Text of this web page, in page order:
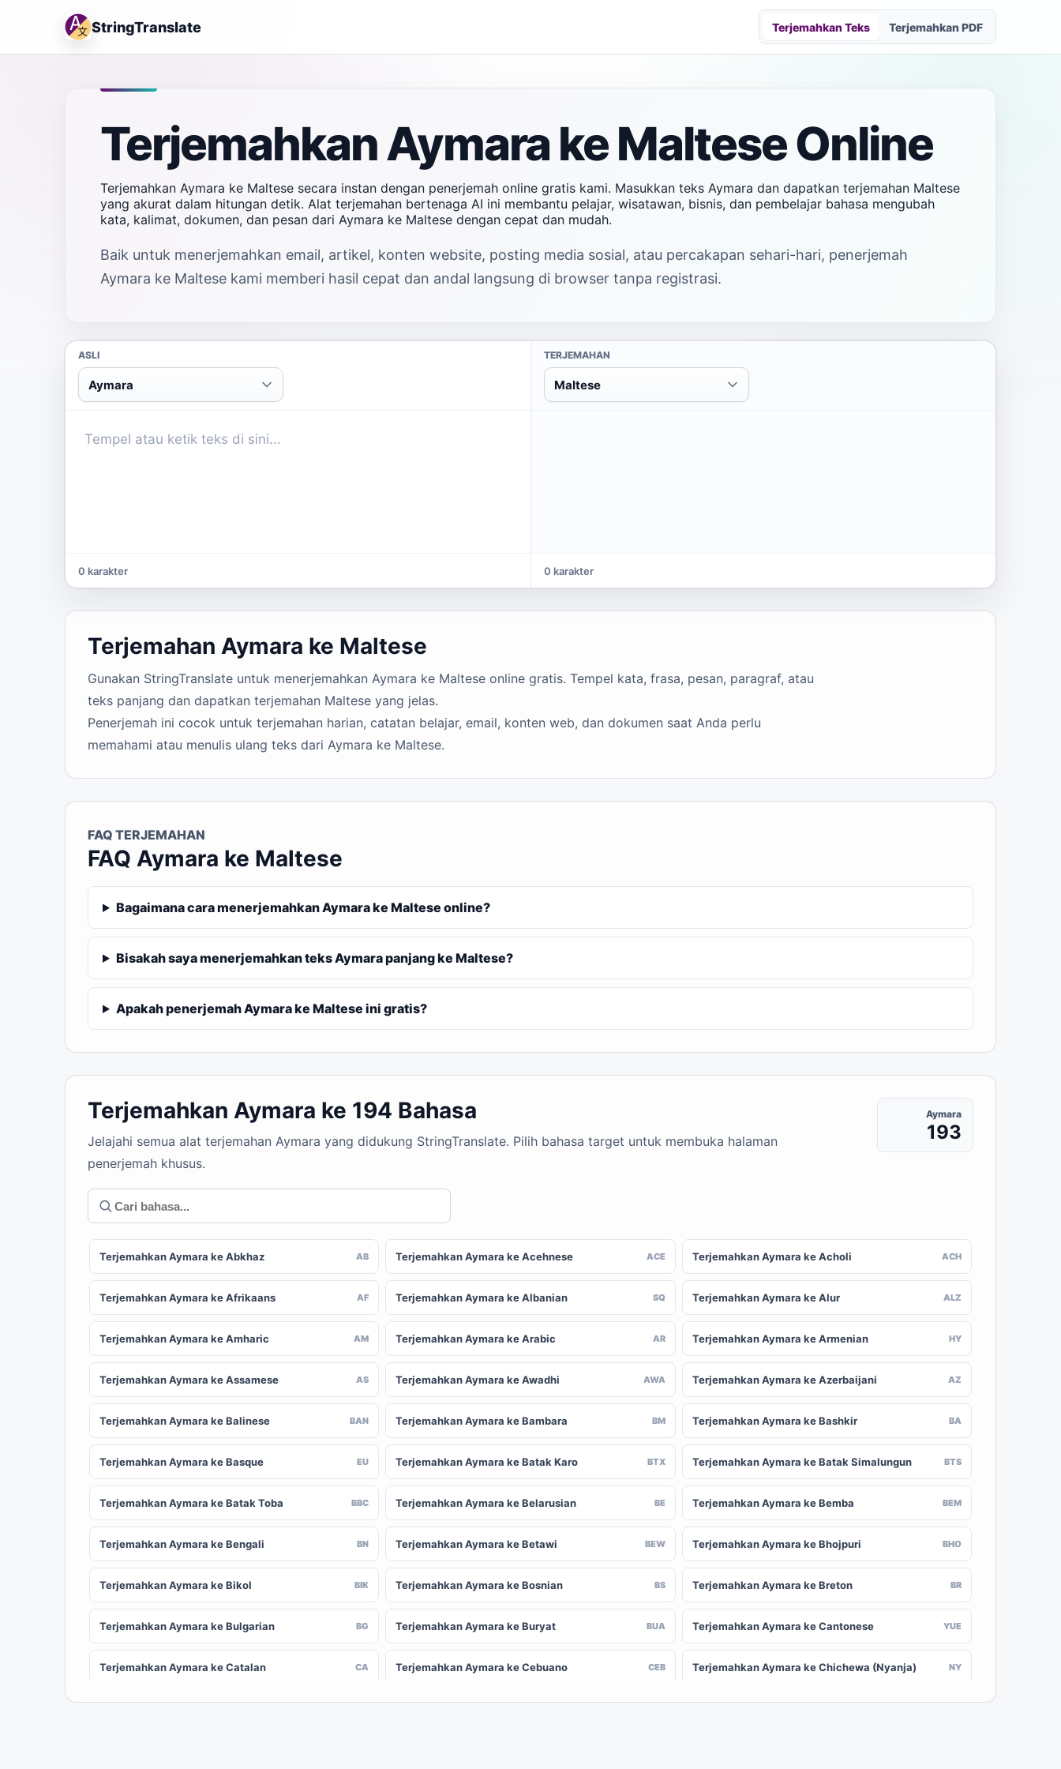
StringTranslate Terjemahkan Teks Terjemahkan PDF
Terjemahkan Aymara ke Maltese Online
Terjemahkan Aymara ke Maltese secara instan dengan penerjemah online gratis kami. Masukkan teks Aymara dan dapatkan terjemahan Maltese
yang akurat dalam hitungan detik. Alat terjemahan bertenaga AI ini membantu pelajar, wisatawan, bisnis, dan pembelajar bahasa mengubah
kata, kalimat, dokumen, dan pesan dari Aymara ke Maltese dengan cepat dan mudah.
Baik untuk menerjemahkan email, artikel, konten website, posting media sosial, atau percakapan sehari-hari, penerjemah
Aymara ke Maltese kami memberi hasil cepat dan andal langsung di browser tanpa registrasi.
ASLI
Aymara
0 karakter
TERJEMAHAN
Maltese
0 karakter
Terjemahan Aymara ke Maltese
Gunakan StringTranslate untuk menerjemahkan Aymara ke Maltese online gratis. Tempel kata, frasa, pesan, paragraf, atau
teks panjang dan dapatkan terjemahan Maltese yang jelas.
Penerjemah ini cocok untuk terjemahan harian, catatan belajar, email, konten web, dan dokumen saat Anda perlu
memahami atau menulis ulang teks dari Aymara ke Maltese.
FAQ TERJEMAHAN
FAQ Aymara ke Maltese
Bagaimana cara menerjemahkan Aymara ke Maltese online?
Bisakah saya menerjemahkan teks Aymara panjang ke Maltese?
Apakah penerjemah Aymara ke Maltese ini gratis?
Terjemahkan Aymara ke 194 Bahasa
Jelajahi semua alat terjemahan Aymara yang didukung StringTranslate. Pilih bahasa target untuk membuka halaman
penerjemah khusus.
Aymara
193
Terjemahkan Aymara ke Abkhaz AB Terjemahkan Aymara ke Acehnese ACE Terjemahkan Aymara ke Acholi ACH
Terjemahkan Aymara ke Afrikaans AF Terjemahkan Aymara ke Albanian SQ Terjemahkan Aymara ke Alur ALZ
Terjemahkan Aymara ke Amharic AM Terjemahkan Aymara ke Arabic AR Terjemahkan Aymara ke Armenian HY
Terjemahkan Aymara ke Assamese AS Terjemahkan Aymara ke Awadhi AWA Terjemahkan Aymara ke Azerbaijani AZ
Terjemahkan Aymara ke Balinese BAN Terjemahkan Aymara ke Bambara BM Terjemahkan Aymara ke Bashkir BA
Terjemahkan Aymara ke Basque EU Terjemahkan Aymara ke Batak Karo BTX Terjemahkan Aymara ke Batak Simalungun BTS
Terjemahkan Aymara ke Batak Toba BBC Terjemahkan Aymara ke Belarusian BE Terjemahkan Aymara ke Bemba BEM
Terjemahkan Aymara ke Bengali BN Terjemahkan Aymara ke Betawi BEW Terjemahkan Aymara ke Bhojpuri BHO
Terjemahkan Aymara ke Bikol BIK Terjemahkan Aymara ke Bosnian BS Terjemahkan Aymara ke Breton BR
Terjemahkan Aymara ke Bulgarian BG Terjemahkan Aymara ke Buryat BUA Terjemahkan Aymara ke Cantonese YUE
Terjemahkan Aymara ke Catalan CA Terjemahkan Aymara ke Cebuano CEB Terjemahkan Aymara ke Chichewa (Nyanja) NY